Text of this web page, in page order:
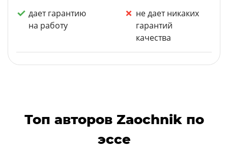
дает гарантию
на работу
не дает никаких
гарантий
качества
Топ авторов Zaochnik по
эссе